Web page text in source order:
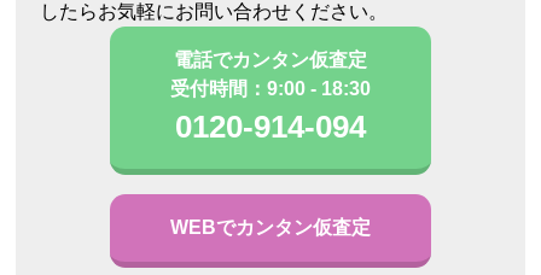
したらお気軽にお問い合わせください。
電話でカンタン仮査定
受付時間：9:00 - 18:30
0120-914-094
WEBでカンタン仮査定